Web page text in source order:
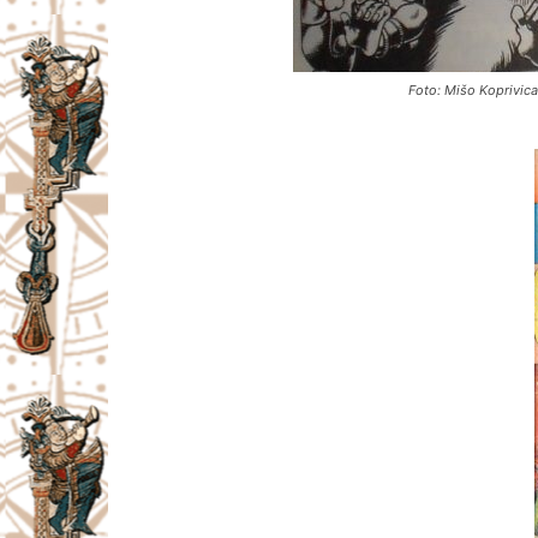
Foto: Mišo Koprivica